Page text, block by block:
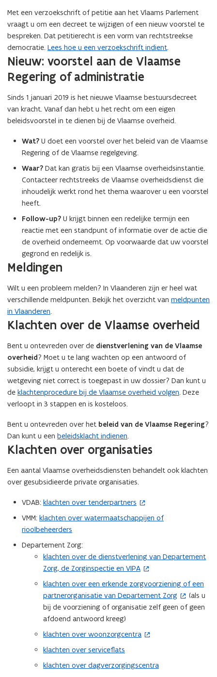
Met een verzoekschrift of petitie aan het Vlaams Parlement
vraagt u om een decreet te wijzigen of een nieuw voorstel te
bespreken. Dat petitierecht is een vorm van rechtstreekse
democratie. Lees hoe u een verzoekschrift indient.
Nieuw: voorstel aan de Vlaamse
Regering of administratie
Sinds 1 januari 2019 is het nieuwe Vlaamse bestuursdecreet
van kracht. Vanaf dan hebt u het recht om een eigen
beleidsvoorstel in te dienen bij de Vlaamse overheid.
Wat? U doet een voorstel over het beleid van de Vlaamse
Regering of de Vlaamse regelgeving.
Waar? Dat kan gratis bij een Vlaamse overheidsinstantie.
Contacteer rechtstreeks de Vlaamse overheidsdienst die
inhoudelijk werkt rond het thema waarover u een voorstel
heeft.
Follow-up? U krijgt binnen een redelijke termijn een
reactie met een standpunt of informatie over de actie die
de overheid onderneemt. Op voorwaarde dat uw voorstel
gegrond en redelijk is.
Meldingen
Wilt u een probleem melden? In Vlaanderen zijn er heel wat
verschillende meldpunten. Bekijk het overzicht van meldpunten
in Vlaanderen.
Klachten over de Vlaamse overheid
Bent u ontevreden over de dienstverlening van de Vlaamse
overheid? Moet u te lang wachten op een antwoord of
subsidie, krijgt u onterecht een boete of vindt u dat de
wetgeving niet correct is toegepast in uw dossier? Dan kunt u
de klachtenprocedure bij de Vlaamse overheid volgen. Deze
verloopt in 3 stappen en is kosteloos.
Bent u ontevreden over het beleid van de Vlaamse Regering?
Dan kunt u een beleidsklacht indienen.
Klachten over organisaties
Een aantal Vlaamse overheidsdiensten behandelt ook klachten
over gesubsidieerde private organisaties.
VDAB: klachten over tenderpartners
(
o
p
n
t
i
n
n
i
e
u
v
e
VMM: klachten over watermaatschappijen of
rioolbeheerders
Departement Zorg:
klachten over de dienstverlening van Departement
Zorg, de Zorginspectie en VIPA
(
o
p
e
n
t
n
n
i
klachten over een erkende zorgvoorziening of een
partnerorganisatie van Departement Zorg
(
o
p
e
n
i
n
(als u
bij de voorziening of organisatie zelf geen of geen
afdoend antwoord kreeg)
klachten over woonzorgcentra
(
o
e
klachten over serviceflats
klachten over dagverzorgingscentra